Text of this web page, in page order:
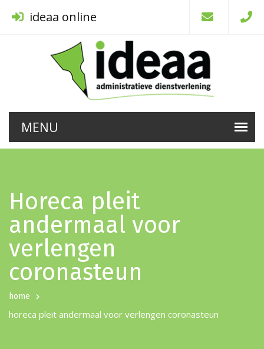
ideaa online
Horeca pleit
andermaal voor
verlengen
coronasteun
home
horeca pleit andermaal voor verlengen coronasteun